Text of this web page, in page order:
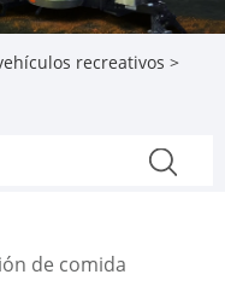
recreativos >
de comida